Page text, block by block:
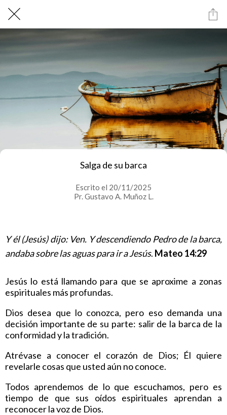
Salga de su barca
Escrito el 20/11/2025
Pr. Gustavo A. Muñoz L.
Y él (Jesús) dijo: Ven. Y descendiendo Pedro de la barca,
andaba sobre las aguas para ir a Jesús. Mateo 14:29
Jesús lo está llamando para que se aproxime a zonas
espirituales más profundas.
Dios desea que lo conozca, pero eso demanda una
decisión importante de su parte: salir de la barca de la
conformidad y la tradición.
Atrévase a conocer el corazón de Dios; Él quiere
revelarle cosas que usted aún no conoce.
Todos aprendemos de lo que escuchamos, pero es
tiempo de que sus oídos espirituales aprendan a
reconocer la voz de Dios.